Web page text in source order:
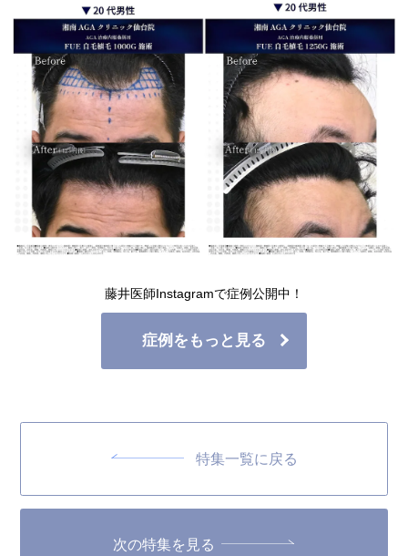
藤井医師Instagramで症例公開中！
症例をもっと見る
特集一覧に戻る
次の特集を見る